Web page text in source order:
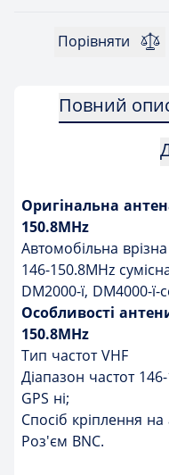
Порівняти
Повний
Оригінальна
150.8MHz
Автомобільна
146-150.8MHz
DM2000-ї, DM4000-ї-
Особливості
150.8MHz
Тип частот VHF
Діапазон частот
GPS ні;
Спосіб кріплення на
Роз'єм BNC.